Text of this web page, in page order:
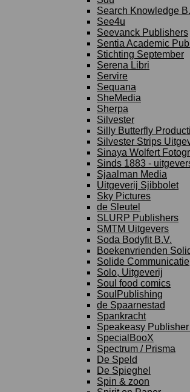
Search Knowledge
See4u
Seevanck Publishers
Sentia Academic
Stichting September
Serena Libri
Servire
Sequana
SheMedia
Sherpa
Silvester
Silly Butterfly
Silvester Strips
Sinaya Wolfert
Sinds 1883 -
Sjaalman Media
Uitgeverij Sjibbolet
Sky Pictures
de Sleutel
SLURP Publishers
SMTM Uitgevers
Soda Bodyfit B.V.
Boekenvrienden
Solide Communicatie
Solo, Uitgeverij
Soul food comics
SoulPublishing
de Spaarnestad
Spankracht
Speakeasy
SpecialBooX
Spectrum / Prisma
De Speld
De Spieghel
Spin & zoon